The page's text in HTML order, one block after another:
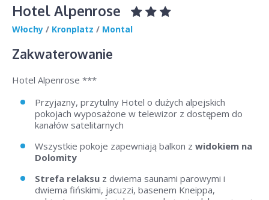
Hotel Alpenrose
Włochy / Kronplatz / Montal
Zakwaterowanie
Hotel Alpenrose ***
Przyjazny, przytulny Hotel o dużych alpejskich
pokojach wyposażone w telewizor z dostępem do
kanałów satelitarnych
Wszystkie pokoje zapewniają balkon z widokiem na
Dolomity
Strefa relaksu z dwiema saunami parowymi i
dwiema fińskimi, jacuzzi, basenem Kneippa,